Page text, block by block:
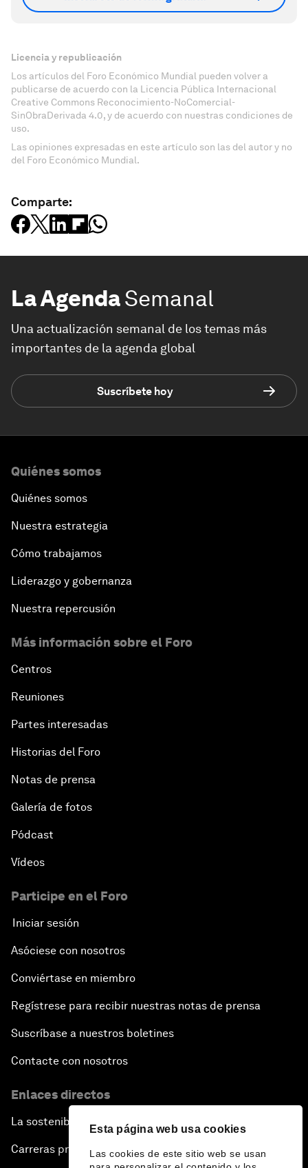
Esta página web usa cookies
Las cookies de este sitio web se usan
Licencia y republicación
Los artículos del Foro Económico Mundial pueden volver a
publicarse de acuerdo con la Licencia Pública Internacional
Creative Commons Reconocimiento-NoComercial-
SinObraDerivada 4.0, y de acuerdo con nuestras condiciones de
uso.
Las opiniones expresadas en este artículo son las del autor y no
del Foro Económico Mundial.
Comparte:
La AgendaSemanal
Una actualización semanal de los temas más
importantes de la agenda global
Suscríbete hoy
Quiénes somos
Quiénes somos
Nuestra estrategia
Cómo trabajamos
Liderazgo y gobernanza
Nuestra repercusión
Más información sobre el Foro
Centros
Reuniones
Partes interesadas
Historias del Foro
Notas de prensa
Galería de fotos
Pódcast
Vídeos
Participe en el Foro
Iniciar sesión
Asóciese con nosotros
Conviértase en miembro
Regístrese para recibir nuestras notas de prensa
Suscríbase a nuestros boletines
Contacte con nosotros
Enlaces directos
La sostenibilidad en el Foro
Carreras profesionales